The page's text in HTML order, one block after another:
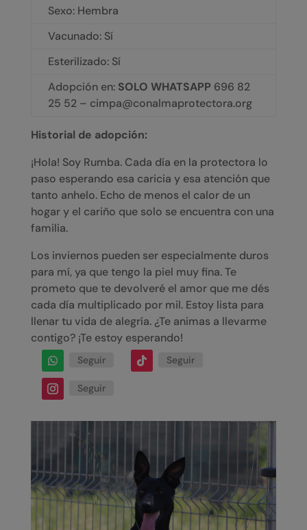
Sexo: Hembra
Vacunado: Sí
Esterilizado: Sí
Adopción en: SOLO WHATSAPP 696 82
25 52 – cimpa@conalmaprotectora.org
Historial de adopción:
¡Hola! Soy Rumba. Cada día en la protectora lo
paso esperando esa caricia y esa atención que
tanto anhelo. Echo de menos el calor de un
hogar y el cariño que solo se encuentra con una
familia.
Los inviernos pueden ser especialmente duros
para mí, ya que tengo la piel muy fina. Te
prometo que te devolveré el amor que me dés
cada día multiplicado por mil. Estoy lista para
llenar tu vida de alegría. ¿Te animas a llevarme
contigo? ¡Te estoy esperando!
Seguir Seguir
Seguir